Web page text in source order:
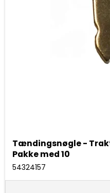
Tændingsnøgle -
Pakke med 10
54324157